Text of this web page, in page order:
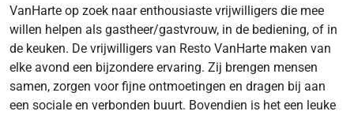
VanHarte op zoek naar enthousiaste vrijwilligers die mee
willen helpen als gastheer/gastvrouw, in de bediening, of in
de keuken. De vrijwilligers van Resto VanHarte maken van
elke avond een bijzondere ervaring. Zij brengen mensen
samen, zorgen voor fijne ontmoetingen en dragen bij aan
een sociale en verbonden buurt. Bovendien is het een leuke